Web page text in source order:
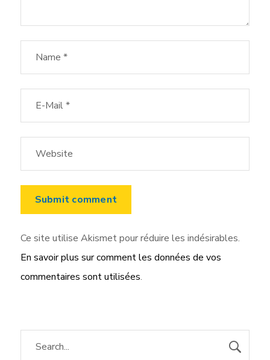
Ce site utilise Akismet pour réduire les indésirables.
En savoir plus sur comment les données de vos
commentaires sont utilisées.